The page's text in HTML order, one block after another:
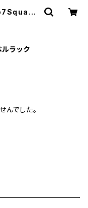
ラック
でした。